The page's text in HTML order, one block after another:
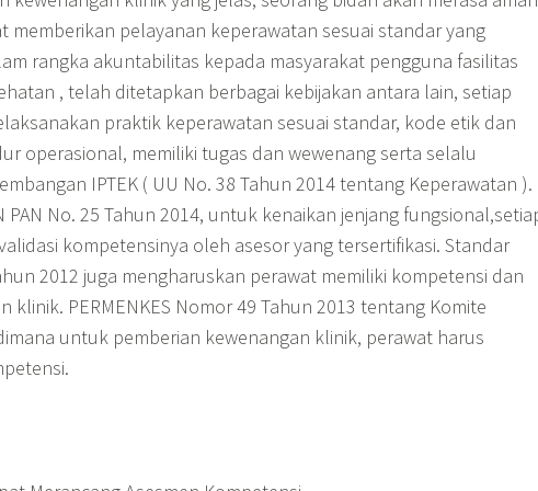
memberikan pelayanan keperawatan sesuai standar yang
rangka akuntabilitas kepada masyarakat pengguna fasilitas
, telah ditetapkan berbagai kebijakan antara lain, setiap
praktik keperawatan sesuai standar, kode etik dan
operasional, memiliki tugas dan wewenang serta selalu
IPTEK ( UU No. 38 Tahun 2014 tentang Keperawatan ).
PAN No. 25 Tahun 2014, untuk kenaikan jenjang
kompetensinya oleh asesor yang tersertifikasi. Standar
2012 juga mengharuskan perawat memiliki kompetensi dan
klinik. PERMENKES Nomor 49 Tahun 2013 tentang Komite
untuk pemberian kewenangan klinik, perawat harus